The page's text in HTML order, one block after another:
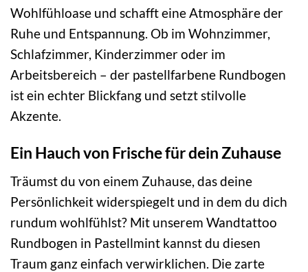
Wohlfühloase und schafft eine Atmosphäre der
Ruhe und Entspannung. Ob im Wohnzimmer,
Schlafzimmer, Kinderzimmer oder im
Arbeitsbereich – der pastellfarbene Rundbogen
ist ein echter Blickfang und setzt stilvolle
Akzente.
Ein Hauch von Frische für dein Zuhause
Träumst du von einem Zuhause, das deine
Persönlichkeit widerspiegelt und in dem du dich
rundum wohlfühlst? Mit unserem Wandtattoo
Rundbogen in Pastellmint kannst du diesen
Traum ganz einfach verwirklichen. Die zarte